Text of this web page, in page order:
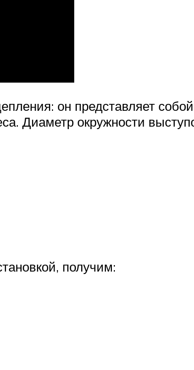
он представляет
Диаметр окружности
получим: